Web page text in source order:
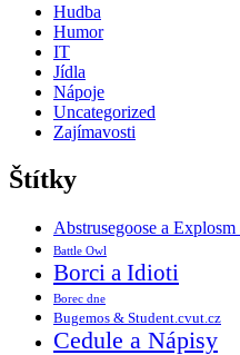
Hudba
Humor
IT
Jídla
Nápoje
Uncategorized
Zajímavosti
Štítky
Abstrusegoose a
Battle Owl
Borci a Idioti
Borec dne
Bugemos & Student.cvut.cz
Cedule a Nápisy